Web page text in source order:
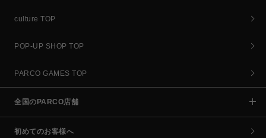
culture TOP
POP-UP SHOP TOP
PARCO GAMES TOP
全国のPARCO店舗
初めてのお客様へ